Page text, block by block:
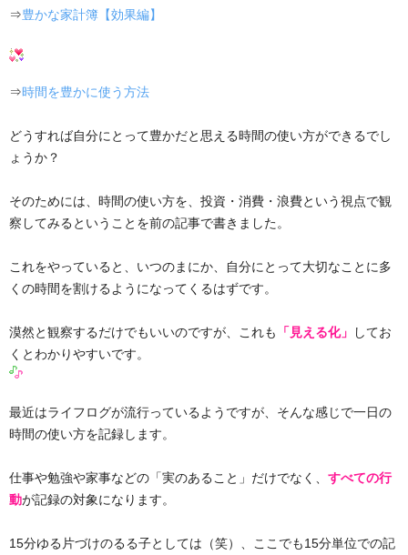
⇒豊かな家計簿【効果編】
⇒時間を豊かに使う方法
どうすれば自分にとって豊かだと思える時間の使い方ができるでし
ょうか？
そのためには、時間の使い方を、投資・消費・浪費という視点で観
察してみるということを前の記事で書きました。
これをやっていると、いつのまにか、自分にとって大切なことに多
くの時間を割けるようになってくるはずです。
漠然と観察するだけでもいいのですが、これも 「見える化」
してお
くとわかりやすいです。
最近はライフログが流行っているようですが、そんな感じで一日の
時間の使い方を記録します。
仕事や勉強や家事などの「実のあること」だけでなく、 すべての行
動が記録の対象になります。
15分ゆる片づけのるる子としては（笑）、ここでも15分単位での記